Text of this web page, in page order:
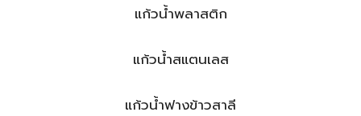
แก้วน้ำพลาสติก
แก้วน้ำสแตนเลส
แก้วน้ำฟางข้าวสาลี